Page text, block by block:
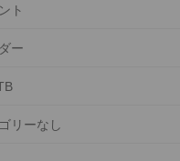
ト
ー
リーなし